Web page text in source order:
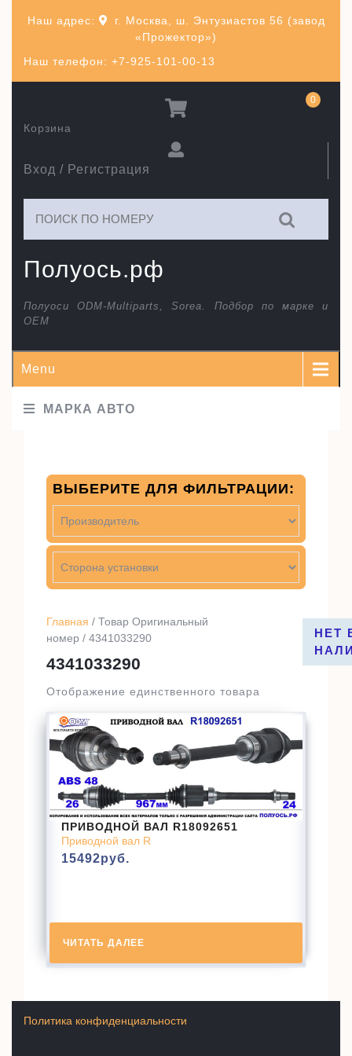
Наш телефон: +7-925-101-00-13
Наш адрес:
г. Москва, ш. Энтузиастов 56 (завод
«Прожектор»)
Полуось.рф
Полуоси ODM-Multiparts, Sorea. Подбор по марке и
ОЕМ
Вход / Регистрация
Корзина
0
Menu
МАРКА АВТО
Главная / Товар Оригинальный
номер / 4341033290
4341033290
Отображение единственного товара
НЕТ
ПРИВОДНОЙ ВАЛ R18092651
Приводной вал R
15492руб.
ЧИТАТЬ ДАЛЕЕ
ВЫБЕРИТЕ ДЛЯ ФИЛЬТРАЦИИ:
Политика конфиденциальности